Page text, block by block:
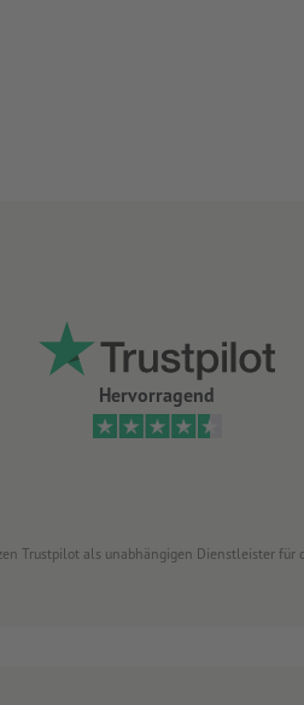
Hervorragend
Trustpilot als unabhängigen Dienstleister für